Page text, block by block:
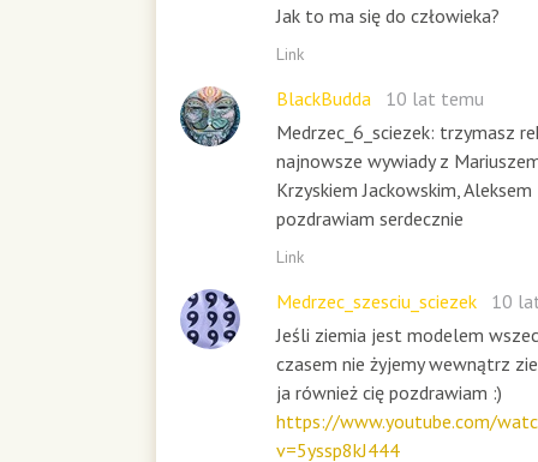
Jak to ma się do człowieka?
Link
BlackBudda
10 lat temu
Medrzec_6_sciezek: trzymasz
najnowsze wywiady z
Krzyskiem Jackowskim,
pozdrawiam serdecznie
Link
Medrzec_szesciu_sciezek
10
Jeśli ziemia jest modelem
czasem nie żyjemy wewnątrz
ja również cię pozdrawiam :)
https://www.youtube.com/
v=5yssp8kJ444